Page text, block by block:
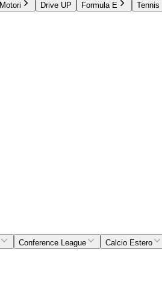
Motori Drive UP Formula E Tennis
Conference League Calcio Estero